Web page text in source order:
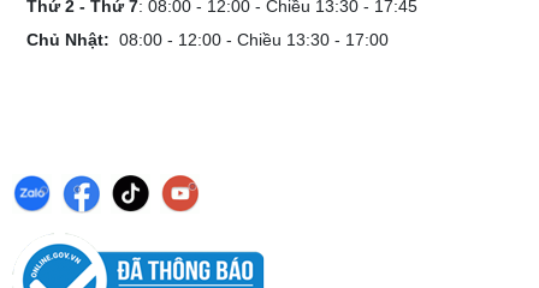
Thứ 2 - Thứ 7: 08:00 - 12:00 - Chiều 13:30 - 17:45
Chủ Nhật: 08:00 - 12:00 - Chiều 13:30 - 17:00